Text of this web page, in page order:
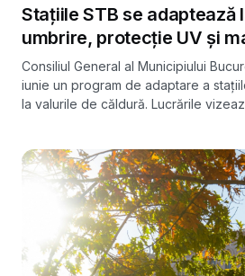
Stațiile STB se adaptează
umbrire, protecție UV și
Consiliul General al Municipiului
iunie un program de adaptare a
la valurile de căldură. Lucrările